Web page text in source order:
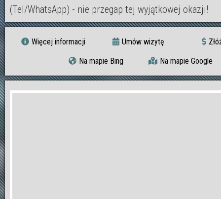
(Tel/WhatsApp) - nie przegap tej wyjątkowej okazji!
Więcej informacji Umów wizytę
Na mapie Bing Na mapie Google